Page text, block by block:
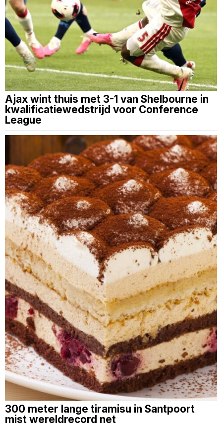
Ajax wint thuis met 3-1 van Shelbourne in
kwalificatiewedstrijd voor Conference
League
300 meter lange tiramisu in Santpoort
mist wereldrecord net